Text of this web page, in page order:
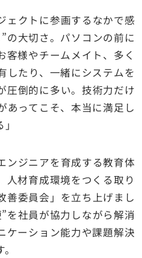
ェクトに参画するなかで感
の大切さ。パソコンの前に
客様やチームメイト、多く
したり、一緒にシステムを
圧倒的に多い。技術力だけ
あってこそ、本当に満足し
ンジニアを育成する教育体
人材育成環境をつくる取り
善委員会」を立ち上げまし
を社員が協力しながら解消
ケーション能力や課題解決